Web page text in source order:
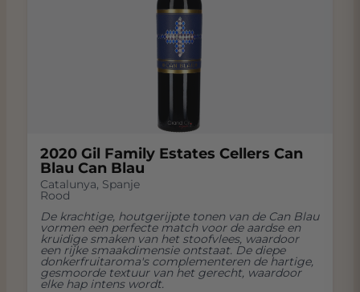
2020 Gil Family Estates Cellers Can
Blau Can Blau
Catalunya, Spanje
Rood
De krachtige, houtgerijpte tonen van de Can Blau
vormen een perfecte match voor de aardse en
kruidige smaken van het stoofvlees, waardoor
een rijke smaakdimensie ontstaat. De diepe
donkerfruitaroma's complementeren de hartige,
gesmoorde textuur van het gerecht, waardoor
elke hap intens wordt.